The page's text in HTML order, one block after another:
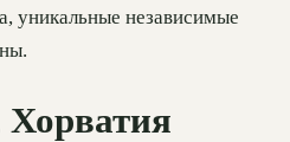
уникальные независимые